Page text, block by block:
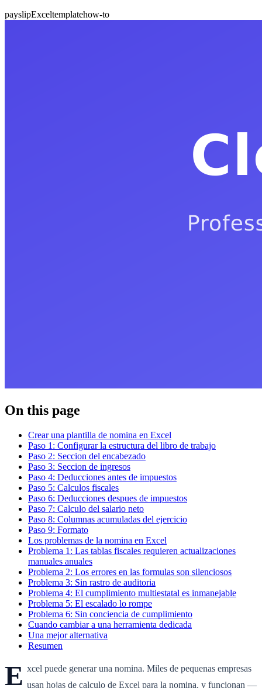
payslipExceltemplatehow-to
On this page
Crear una plantilla de nomina en Excel
Paso 1: Configurar la estructura del libro de trabajo
Paso 2: Seccion del encabezado
Paso 3: Seccion de ingresos
Paso 4: Deducciones antes de impuestos
Paso 5: Calculos fiscales
Paso 6: Deducciones despues de impuestos
Paso 7: Calculo del salario neto
Paso 8: Columnas acumuladas del ejercicio
Paso 9: Formato
Los problemas de la nomina en Excel
Problema 1: Las tablas fiscales requieren actualizaciones
manuales anuales
Problema 2: Los errores en las formulas son silenciosos
Problema 3: Sin rastro de auditoria
Problema 4: El cumplimiento multiestatal es inmanejable
Problema 5: El escalado lo rompe
Problema 6: Sin conciencia de cumplimiento
Cuando cambiar a una herramienta dedicada
Una mejor alternativa
Resumen
E xcel puede generar una nomina. Miles de pequenas empresas
usan hojas de calculo de Excel para la nomina, y funcionan —